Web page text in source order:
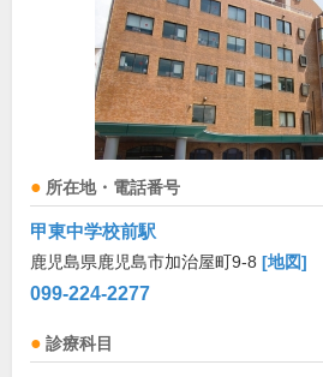
所在地・電話番号
甲東中学校前駅
鹿児島県鹿児島市加治屋町9-8 [地図]
099-224-2277
診療科目